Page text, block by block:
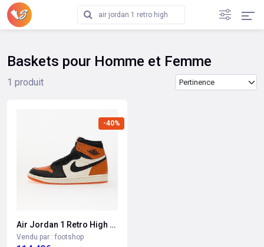
Baskets pour Homme et Femme
1 produit Trier les
-40%
Air Jordan 1 Retro High Og "shattered Backboard" (dz5485-008)
Vendu par : footshop